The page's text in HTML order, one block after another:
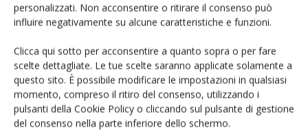
personalizzati. Non acconsentire o ritirare il consenso può
influire negativamente su alcune caratteristiche e funzioni.
Clicca qui sotto per acconsentire a quanto sopra o per fare
scelte dettagliate. Le tue scelte saranno applicate solamente a
questo sito. È possibile modificare le impostazioni in qualsiasi
momento, compreso il ritiro del consenso, utilizzando i
pulsanti della Cookie Policy o cliccando sul pulsante di gestione
del consenso nella parte inferiore dello schermo.
funzionare correttamente essendo il Pptc appunto auto ripristinabile. In uno
schema di protezione coordinata per Smps (Switch-mode power supplies)
un dispositivo Pptc, come un dispositivo
PolySwitch
ripristinabile, può
essere installato in serie con l'alimentazione in entrata per aiutare a
proteggere dai danni provocati da corti elettrici, circuiti sovraccarichi o uso
errato del cliente. Inoltre, un Mov messo attorno all'entrata fornisce
protezione da sovravoltaggio nel modulo Led. Il dispositivo Pptc può